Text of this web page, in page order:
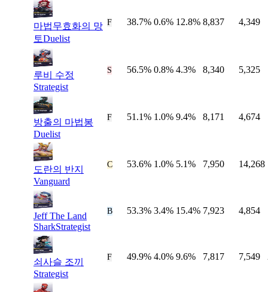
마법무효화의 망
토Duelist
F 38.7% 0.6% 12.8% 8,837 4,349
루비 수정
Strategist
S 56.5% 0.8% 4.3% 8,340 5,325
방출의 마법봉
Duelist
F 51.1% 1.0% 9.4% 8,171 4,674
도란의 반지
Vanguard
C 53.6% 1.0% 5.1% 7,950 14,268
Jeff The Land
SharkStrategist
B 53.3% 3.4% 15.4% 7,923 4,854
쇠사슬 조끼
Strategist
F 49.9% 4.0% 9.6% 7,817 7,549